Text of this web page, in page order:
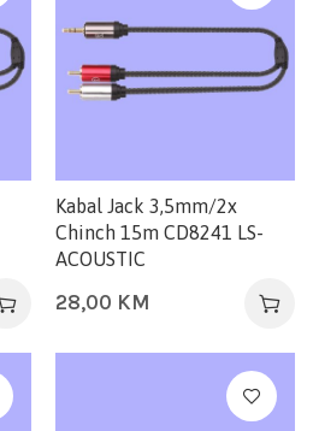
Kabal Jack 3,5mm/2x
Chinch 15m CD8241 LS-
ACOUSTIC
28,00 KM